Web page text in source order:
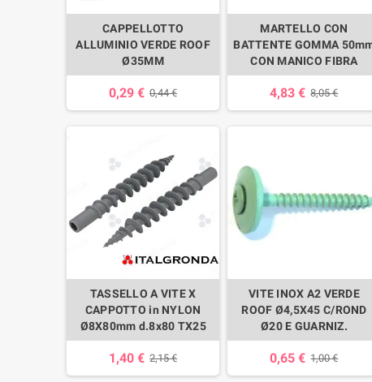
CAPPELLOTTO
ALLUMINIO VERDE ROOF
Ø35MM
0,29 € 0,44 €
MARTELLO CON
BATTENTE GOMMA
CON MANICO FIBRA
4,83 € 8,05 €
TASSELLO A VITE X
CAPPOTTO in NYLON
Ø8X80mm d.8x80 TX25
1,40 € 2,15 €
VITE INOX A2 VERDE
ROOF Ø4,5X45 C/ROND
Ø20 E GUARNIZ.
0,65 € 1,00 €